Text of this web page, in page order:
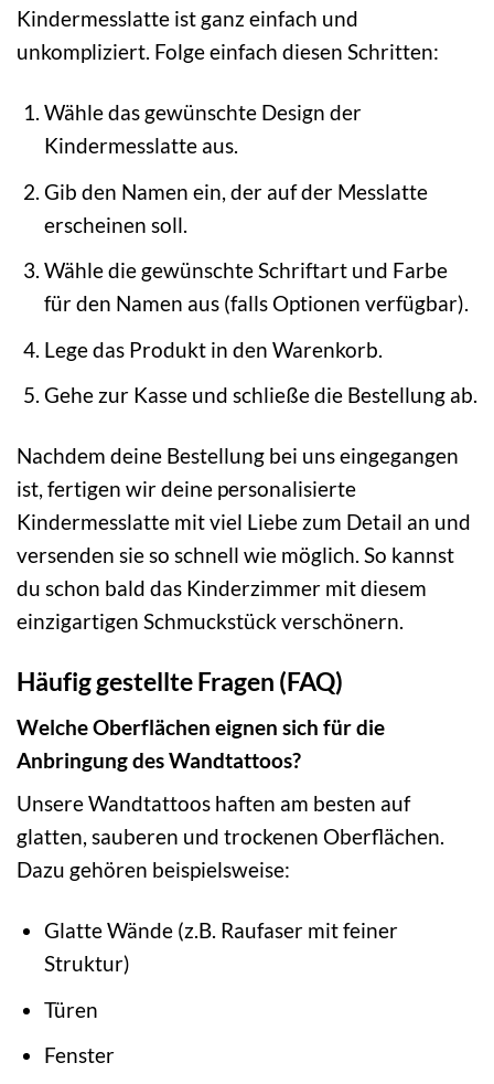
Kindermesslatte ist ganz einfach und
unkompliziert. Folge einfach diesen Schritten:
Wähle das gewünschte Design der
Kindermesslatte aus.
Gib den Namen ein, der auf der Messlatte
erscheinen soll.
Wähle die gewünschte Schriftart und Farbe
für den Namen aus (falls Optionen verfügbar).
Lege das Produkt in den Warenkorb.
Gehe zur Kasse und schließe die Bestellung ab.
Nachdem deine Bestellung bei uns eingegangen
ist, fertigen wir deine personalisierte
Kindermesslatte mit viel Liebe zum Detail an und
versenden sie so schnell wie möglich. So kannst
du schon bald das Kinderzimmer mit diesem
einzigartigen Schmuckstück verschönern.
Häufig gestellte Fragen (FAQ)
Welche Oberflächen eignen sich für die
Anbringung des Wandtattoos?
Unsere Wandtattoos haften am besten auf
glatten, sauberen und trockenen Oberflächen.
Dazu gehören beispielsweise:
Glatte Wände (z.B. Raufaser mit feiner
Struktur)
Türen
Fenster